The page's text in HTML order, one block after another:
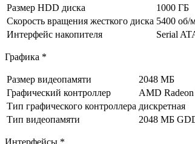
Размер HDD диска
1000 ГБ
Скорость вращения жесткого диска 5400 об/
Интерфейс накопителя
Serial
Графика *
Размер видеопамяти
2048 МБ
Графический контроллер
AMD
Тип графического контроллера дискретная
Тип видеопамяти
2048 МБ